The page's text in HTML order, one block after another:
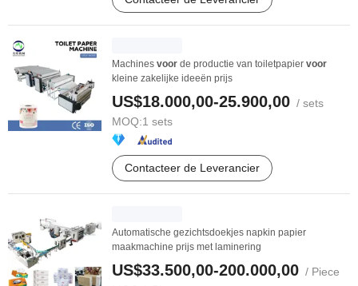
Machines voor de productie van toiletpapier voor
kleine zakelijke ideeën prijs
US$18.000,00-25.900,00 / sets
MOQ:1 sets
Contacteer de Leverancier
Automatische gezichtsdoekjes napkin papier
maakmachine prijs met laminering
US$33.500,00-200.000,00 / Piece